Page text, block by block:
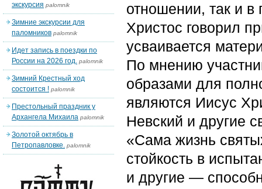
отношении, так и в
Христос говорил
усваивается
По мнению
образами для
являются Иисус
Невский и другие
«Сама жизнь
стойкость в
и другие —
экскурсия palomnik
Зимние экскурсии для
паломников palomnik
Идет запись в поездки по
России на 2026 год. palomnik
Зимний Крестный ход
состоится ! palomnik
Престольный праздник у
Архангела Михаила palomnik
Золотой октябрь в
Петропавловке. palomnik